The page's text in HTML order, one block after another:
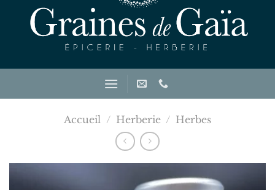
Accueil / Herberie / Herbes